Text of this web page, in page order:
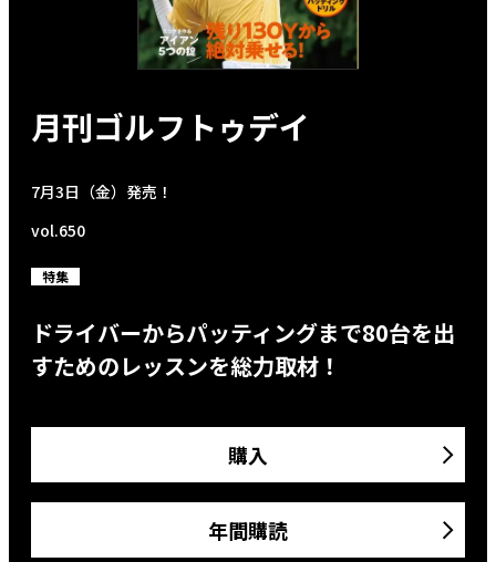
月刊ゴルフトゥデイ
7月3日（金）発売！
vol.650
特集
ドライバーからパッティングまで80台を出
すためのレッスンを総力取材！
購入
年間購読